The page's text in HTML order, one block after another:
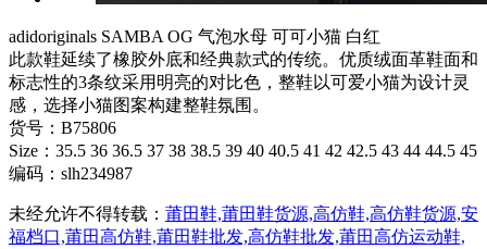
adidoriginals SAMBA OG 气泡水母 可可小猫 白红
此款鞋延续了橡胶外底和经典款式的传统。优质绒面革鞋面和
标志性的3条纹采用明亮的对比色，整鞋以可爱小猫为设计灵
感，选择小猫图案构建整鞋氛围。
货号：B75806
Size：35.5 36 36.5 37 38 38.5 39 40 40.5 41 42 42.5 43 44 44.5 45
编码：slh234987
未经允许不得转载： 莆田鞋,莆田鞋货源,高仿鞋,高仿鞋货源,安
福档口,莆田高仿鞋,莆田鞋批发,高仿鞋批发,莆田高仿运动鞋,